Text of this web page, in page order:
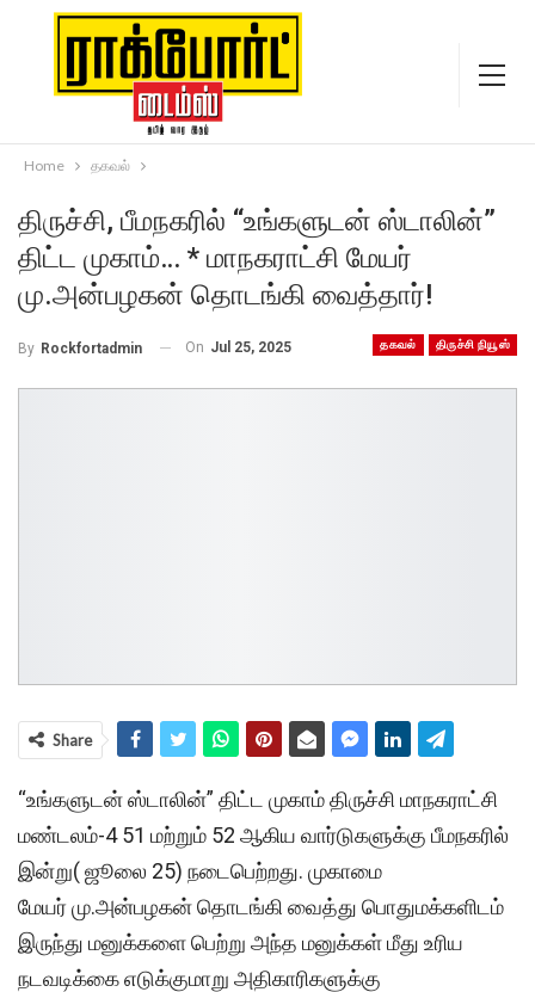
Home தகவல்
திருச்சி, பீமநகரில் “உங்களுடன் ஸ்டாலின்”
திட்ட முகாம்… * மாநகராட்சி மேயர்
மு.அன்பழகன் தொடங்கி வைத்தார்!
தகவல் திருச்சி நியூஸ்
By Rockfortadmin On Jul 25, 2025
Share
“உங்களுடன் ஸ்டாலின்” திட்ட முகாம் திருச்சி மாநகராட்சி
மண்டலம்-4 51 மற்றும் 52 ஆகிய வார்டுகளுக்கு பீமநகரில்
இன்று( ஜூலை 25) நடைபெற்றது. முகாமை
மேயர் மு.அன்பழகன் தொடங்கி வைத்து பொதுமக்களிடம்
இருந்து மனுக்களை பெற்று அந்த மனுக்கள் மீது உரிய
நடவடிக்கை எடுக்குமாறு அதிகாரிகளுக்கு